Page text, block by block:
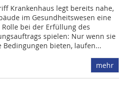
Krankenhaus legt bereits nahe,
im Gesundheitswesen eine
bei der Erfüllung des
spielen: Nur wenn sie
Bedingungen bieten, laufen...
mehr